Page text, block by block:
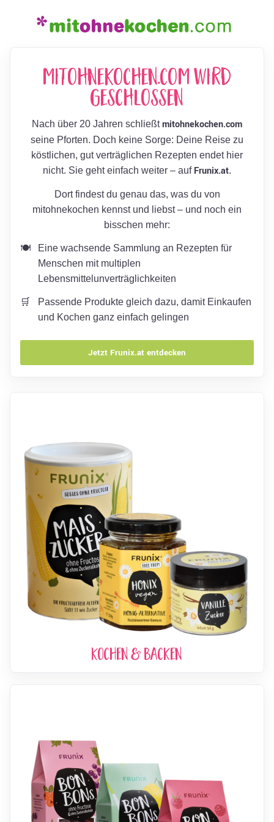
mitohnekochen.com wird
geschlossen
Nach über 20 Jahren schließtmitohnekochen.com
seine Pforten. Doch keine Sorge: Deine Reise zu
köstlichen, gut verträglichen Rezepten endet hier
nicht. Sie geht einfach weiter – auf Frunix.at.
Dort findest du genau das, was du von
mitohnekochen kennst und liebst – und noch ein
bisschen mehr:
Eine wachsende Sammlung an Rezepten für
Menschen mit multiplen
Lebensmittelunverträglichkeiten
Passende Produkte gleich dazu, damit Einkaufen
und Kochen ganz einfach gelingen
Jetzt Frunix.at entdecken
Kochen & Backen